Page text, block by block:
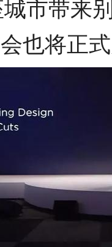
市带来
也将正